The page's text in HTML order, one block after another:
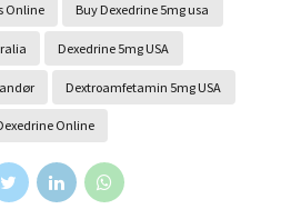
Online Buy Dexedrine 5mg usa
Dexedrine 5mg USA
Dextroamfetamin 5mg USA
Online